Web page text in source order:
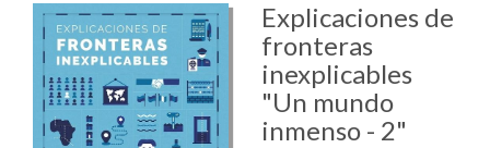
Explicaciones de
fronteras
inexplicables
"Un mundo
inmenso - 2"